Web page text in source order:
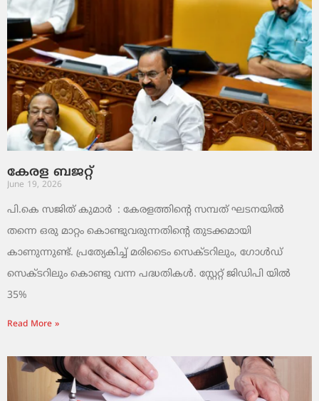
കേരള ബജറ്റ്
June 19, 2026
പി.കെ സജിത് കുമാര്‍ : കേരളത്തിന്റെ സമ്പത് ഘടനയിൽ
തന്നെ ഒരു മാറ്റം കൊണ്ടുവരുന്നതിന്റെ തുടക്കമായി
കാണുന്നുണ്ട്. പ്രത്യേകിച്ച് മരിടൈം സെക്ടറിലും, ഗോൾഡ്
സെക്ടറിലും കൊണ്ടു വന്ന പദ്ധതികൾ. സ്റ്റേറ്റ് ജിഡിപി യിൽ
35%
Read More »